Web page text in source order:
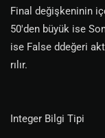
Final değişkeninin
50'den büyük ise
ise False ddeğeri
rılır.
Integer Bilgi Tipi